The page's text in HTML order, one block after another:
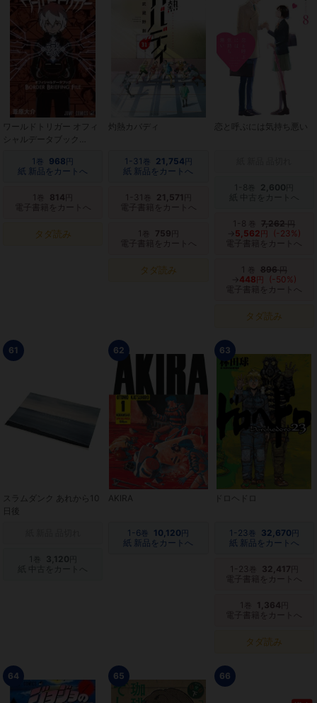
ワールドトリガー オフィ
シャルデータブック
1 巻 968 円
紙 新品をカートへ
1 巻 814
電子書籍をカートへ
タダ読み
灼熱カバディ
1-31 巻 21,754 円
紙 新品をカートへ
1-31 巻 21,571
電子書籍をカートへ
1 巻 759
電子書籍をカートへ
タダ読み
恋と呼ぶには気持ち悪い
1-8 2,600
紙 中古をカートへ
1-8 巻 7,262円
5,562 円
(-23%)
電子書籍をカートへ
1 巻 896円
448 円
(-50%)
電子書籍をカートへ
タダ読み
61
スラムダンク あれから10
日後
3,120
紙 中古をカートへ
62
AKIRA
1-6巻 10,120 円
紙 新品をカートへ
63
1-23巻 32,670 円
紙 新品をカートへ
1-23 巻 32,417
電子書籍をカートへ
1 巻 1,364
電子書籍をカートへ
タダ読み
64 65 66